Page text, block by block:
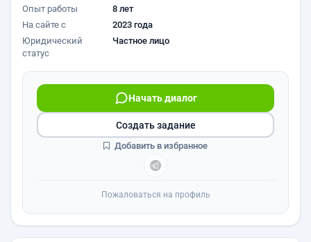
Опыт работы
8 лет
На сайте с
2023 года
Юридический
статус
Частное лицо
Начать диалог
Создать задание
Добавить в избранное
Пожаловаться на профиль